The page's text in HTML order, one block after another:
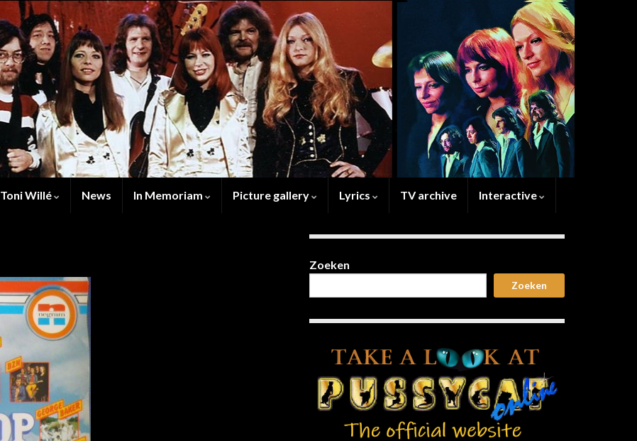
Toni Willé News In Memoriam Picture gallery Lyrics TV archive Interactive
Zoeken
Zoeken